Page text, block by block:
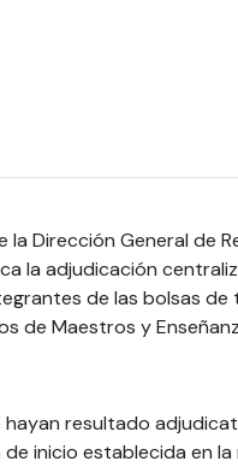
Dirección General de
la adjudicación
de las bolsas
de Maestros y
resultado
inicio establecida en